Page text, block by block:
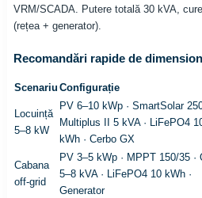
VRM/SCADA. Putere totală 30 kVA,
(rețea + generator).
Recomandări rapide de
Scenariu Configurație
Locuință
5–8 kW
PV 6–10 kWp · SmartSolar
Multiplus II 5 kVA · LiFePO4
kWh · Cerbo GX
Cabana
off-grid
PV 3–5 kWp · MPPT 150/35 ·
5–8 kVA · LiFePO4 10 kWh ·
Generator